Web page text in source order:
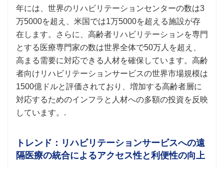
年には、世界のリハビリテーションセンターの数は3
万5000を超え、米国では1万5000を超える施設が存
在します。さらに、高齢者リハビリテーションを専門
とする医療専門家の数は世界全体で50万人を超え、
高まる需要に対応できる人材を確保しています。高齢
者向けリハビリテーションサービスの世界市場規模は
1500億ドルと評価されており、増加する高齢者層に
対応するためのインフラと人材への多額の投資を反映
しています。.
トレンド：リハビリテーションサービスへの遠
隔医療の統合によるアクセス性と利便性の向上